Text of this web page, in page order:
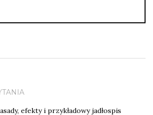
efekty i przykładowy jadłospis